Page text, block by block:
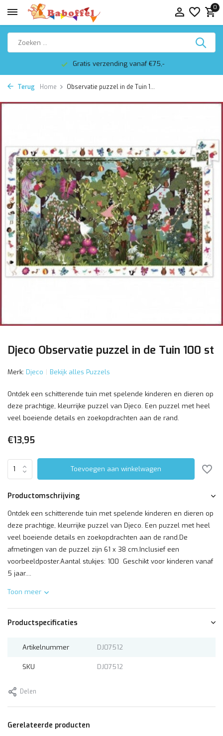
0
Gratis verzending vanaf €75,-
Terug Home Observatie puzzel in de Tuin 1...
Djeco Observatie puzzel in de Tuin 100 st
Merk: Djeco Bekijk alles Puzzels
Ontdek een schitterende tuin met spelende kinderen en dieren op
deze prachtige, kleurrijke puzzel van Djeco. Een puzzel met heel
veel boeiende details en zoekopdrachten aan de rand.
€13,95
Toevoegen aan winkelwagen
Productomschrijving
Ontdek een schitterende tuin met spelende kinderen en dieren op
deze prachtige, kleurrijke puzzel van Djeco. Een puzzel met heel
veel boeiende details en zoekopdrachten aan de rand.De
afmetingen van de puzzel zijn 61 x 38 cm.Inclusief een
voorbeeldposter.Aantal stukjes: 100 Geschikt voor kinderen vanaf
5 jaar....
Toon meer
Productspecificaties
Artikelnummer DJ07512
SKU DJ07512
Delen
Gerelateerde producten